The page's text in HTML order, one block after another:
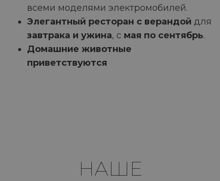
всеми моделями электромобилей.
Элегантный ресторан с верандой для
завтрака и ужина, с мая по сентябрь.
Домашние животные
приветствуются
НАШЕ